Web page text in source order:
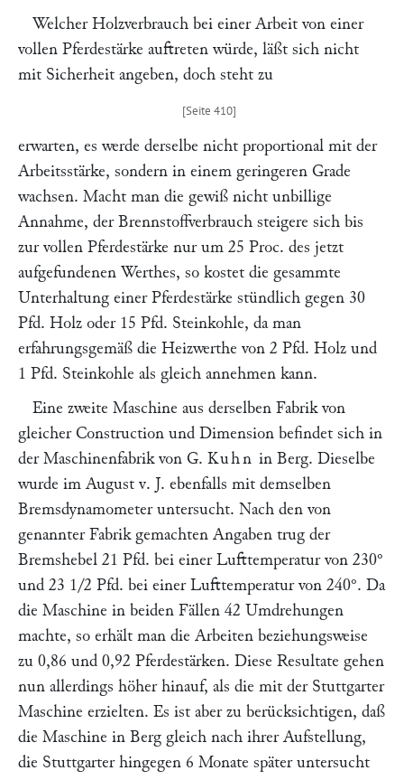
Welcher Holzverbrauch bei einer Arbeit von einer
vollen Pferdestärke auftreten würde, läßt sich nicht
mit Sicherheit angeben, doch steht zu
erwarten, es werde derselbe nicht proportional mit der
Arbeitsstärke, sondern in einem geringeren Grade
wachsen. Macht man die gewiß nicht unbillige
Annahme, der Brennstoffverbrauch steigere sich bis
zur vollen Pferdestärke nur um 25 Proc. des jetzt
aufgefundenen Werthes, so kostet die gesammte
Unterhaltung einer Pferdestärke stündlich gegen 30
Pfd. Holz oder 15 Pfd. Steinkohle, da man
erfahrungsgemäß die Heizwerthe von 2 Pfd. Holz und
1 Pfd. Steinkohle als gleich annehmen kann.
Eine zweite Maschine aus derselben Fabrik von
gleicher Construction und Dimension befindet sich in
der Maschinenfabrik von G. Kuhn in Berg. Dieselbe
wurde im August v. J. ebenfalls mit demselben
Bremsdynamometer untersucht. Nach den von
genannter Fabrik gemachten Angaben trug der
Bremshebel 21 Pfd. bei einer Lufttemperatur von 230°
und 23 1/2 Pfd. bei einer Lufttemperatur von 240°. Da
die Maschine in beiden Fällen 42 Umdrehungen
machte, so erhält man die Arbeiten beziehungsweise
zu 0,86 und 0,92 Pferdestärken. Diese Resultate gehen
nun allerdings höher hinauf, als die mit der Stuttgarter
Maschine erzielten. Es ist aber zu berücksichtigen, daß
die Maschine in Berg gleich nach ihrer Aufstellung,
die Stuttgarter hingegen 6 Monate später untersucht